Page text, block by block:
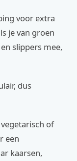
voor extra
je van groen
slippers mee,
dus
of
een
kaarsen,